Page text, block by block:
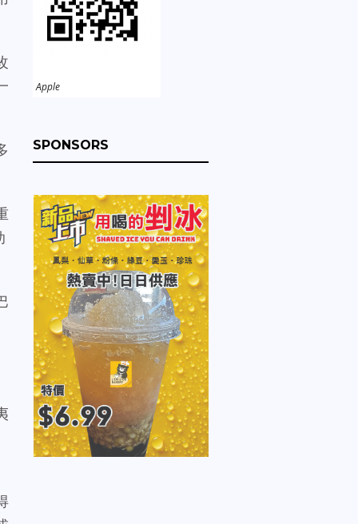
Apple
SPONSORS